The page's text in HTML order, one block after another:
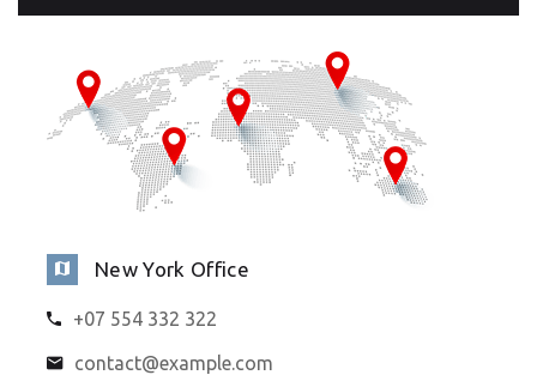
New York Office
+07 554 332 322
contact@example.com